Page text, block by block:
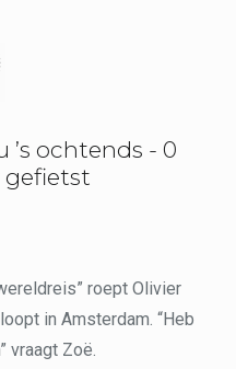
’s ochtends - 0
roept Olivier
in Amsterdam. “Heb
vraagt Zoë.